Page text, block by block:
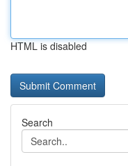
HTML is disabled
Search